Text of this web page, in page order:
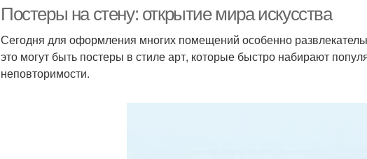
Постеры на стену: открытие мира искусства
Сегодня для оформления многих помещений особенно
это могут быть постеры в стиле арт, которые быстро набирают
неповторимости.